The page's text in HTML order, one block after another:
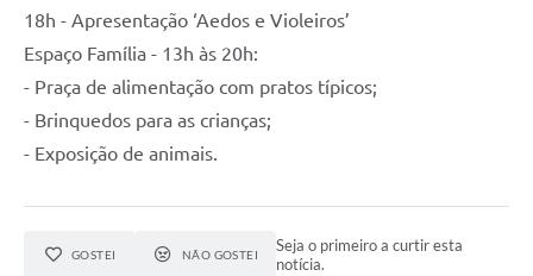
18h - Apresentação ‘Aedos e Violeiros’
Espaço Família - 13h às 20h:
- Praça de alimentação com pratos típicos;
- Brinquedos para as crianças;
- Exposição de animais.
GOSTEI NÃO GOSTEI
Seja o primeiro a curtir esta
notícia.